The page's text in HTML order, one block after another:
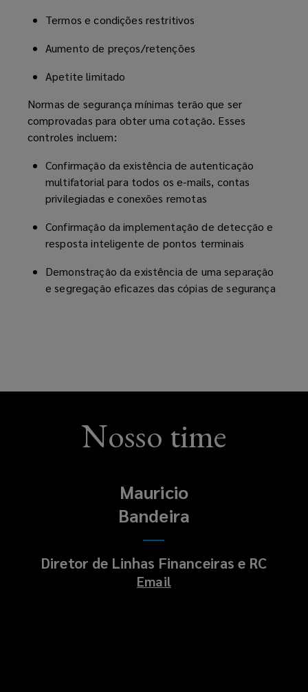
Termos e condições restritivos
Aumento de preços/retenções
Apetite limitado
Normas de segurança mínimas terão que ser
comprovadas para obter uma cotação. Esses
controles incluem:
Confirmação da existência de autenticação
multifatorial para todos os e-mails, contas
privilegiadas e conexões remotas
Confirmação da implementação de detecção e
resposta inteligente de pontos terminais
Demonstração da existência de uma separação
e segregação eficazes das cópias de segurança
Nosso time
Mauricio
Bandeira
Diretor de Linhas Financeiras e RC
Email